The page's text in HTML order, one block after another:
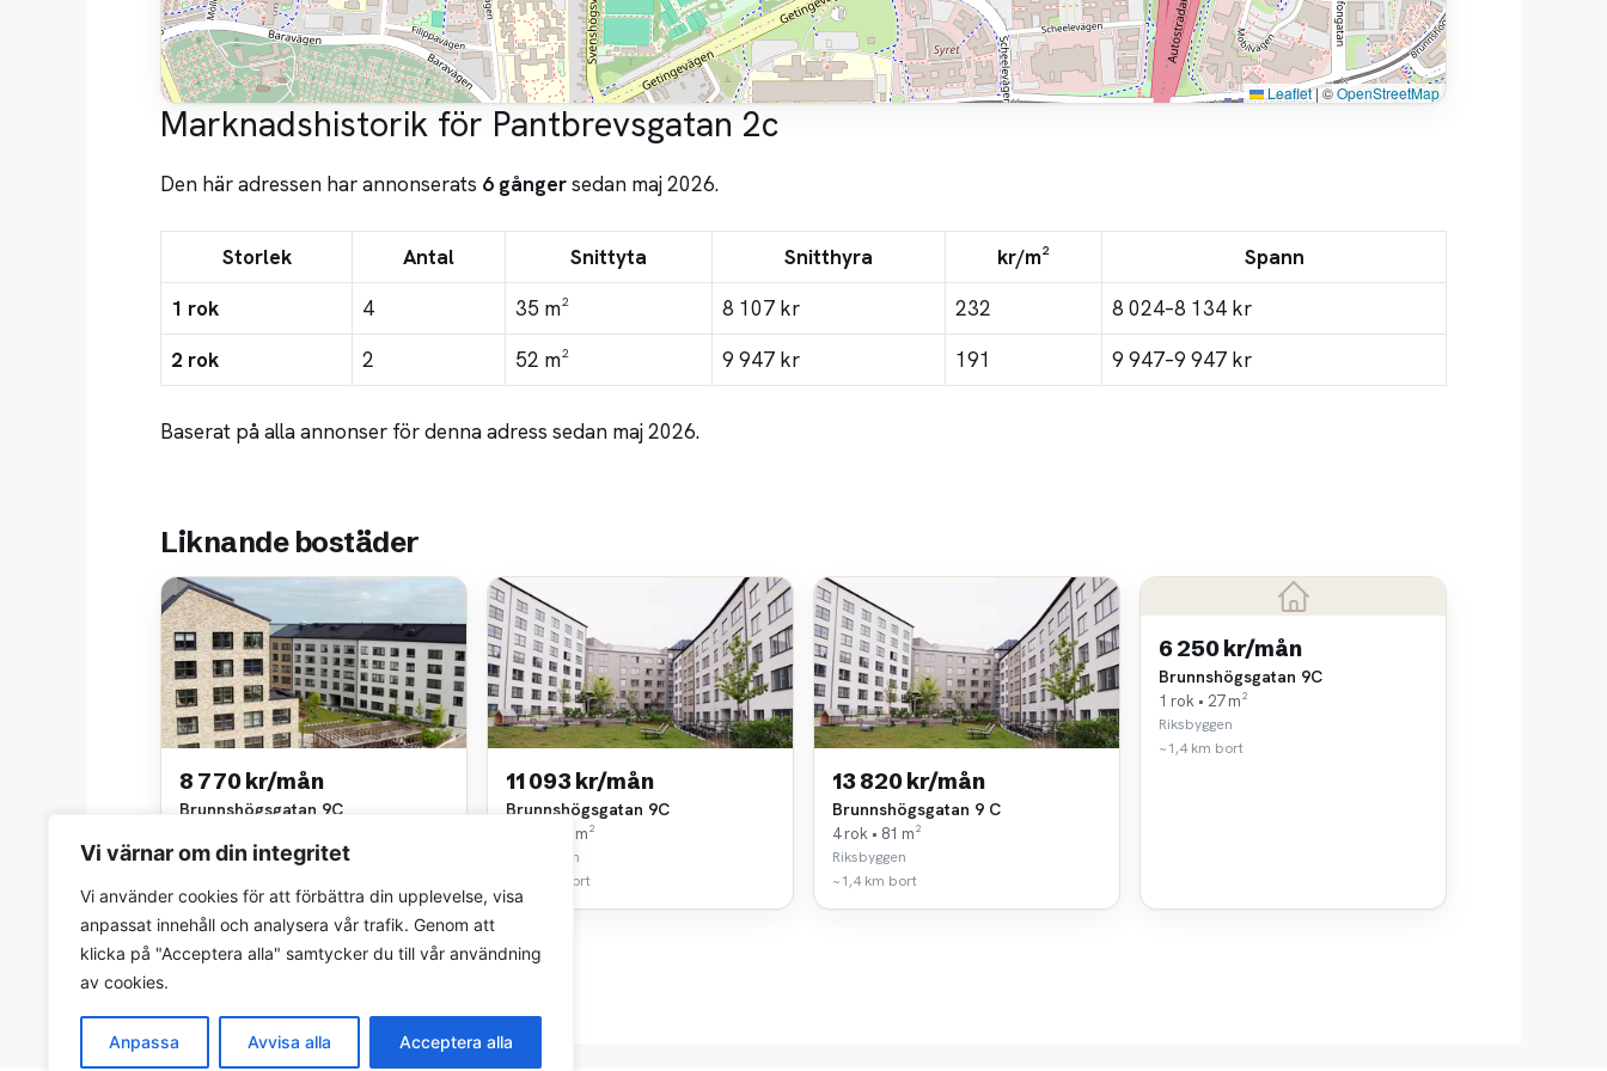
Vi värnar om din integritet
Vi använder cookies för att förbättra din upplevelse, visa
anpassat innehåll och analysera vår trafik. Genom att
klicka på "Acceptera alla" samtycker du till vår användning
av cookies.
Anpassa Avvisa alla Acceptera alla
Leaflet|©OpenStreetMap
Marknadshistorik för Pantbrevsgatan 2c
Den här adressen har annonserats 6 gångersedan maj 2026.
Storlek Antal Snittyta Snitthyra kr/m²
Spann
1 rok
4 35 m² 8 107 kr 232
8 024–8 134 kr
2 rok
2 52 m² 9 947 kr 191 9 947–9 947 kr
Baserat på alla annonser för denna adress sedan maj 2026.
Liknande bostäder
8 770 kr/mån
Brunnshögsgatan 9C
Riksbyggen
11 093 kr/mån
Brunnshögsgatan 9C
3 rok • 59 m²
Riksbyggen
~1,3 km bort
13 820 kr/mån
Brunnshögsgatan 9 C
4 rok • 81 m²
Riksbyggen
~1,4 km bort
6 250 kr/mån
Brunnshögsgatan 9C
1 rok • 27 m²
Riksbyggen
~1,4 km bort